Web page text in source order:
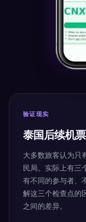
验证现实
泰国后续机
大多数旅客认为只
民局。实际上有
有不同的参与者、
解这三个检查点的
之间的差异。